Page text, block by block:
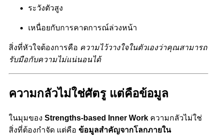
ระวังตัวสูง
เหนื่อยกับการคาดการณ์ล่วงหน้า
สิ่งที่หัวใจต้องการคือ ความไว้วางใจในตัวเองว่าคุณสามารถ
รับมือกับความไม่แน่นอนได้
ความกลัวไม่ใช่ศัตรู แต่คือข้อมูล
ในมุมของ Strengths-based Inner Work ความกลัวไม่ใช่
สิ่งที่ต้องกำจัด แต่คือ ข้อมูลสำคัญจากโลกภายใน